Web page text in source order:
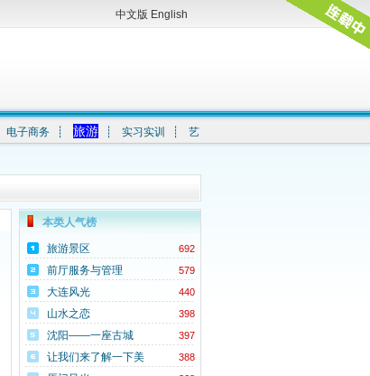
中文版 English
电子商务 ┊ 旅游 ┊ 实习实训 ┊
艺
本类人气榜
692
旅游景区
579
前厅服务与管理
440
大连风光
398
山水之恋
397
沈阳——一座古城
388
让我们来了解一下美